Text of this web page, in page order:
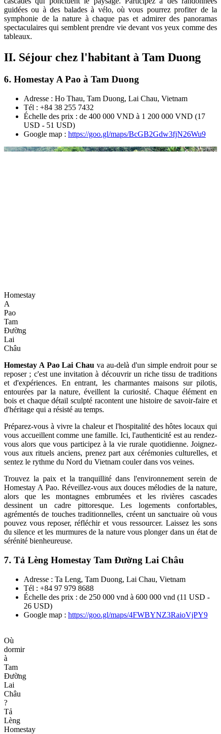
guidées ou à des balades à vélo, où vous pourrez profiter de la
symphonie de la nature à chaque pas et admirer des panoramas
spectaculaires qui semblent prendre vie devant vos yeux comme des
tableaux.
II. Séjour chez l'habitant à Tam Duong
6. Homestay A Pao à Tam Duong
Adresse : Ho Thau, Tam Duong, Lai Chau, Vietnam
Tél : +84 38 255 7432
Échelle des prix : de 400 000 VND à 1 200 000 VND (17
USD - 51 USD)
Google map : https://goo.gl/maps/BcGB2Gdw3fjN26Wu9
Homestay
A
Pao
Tam
Đường
Lai
Châu
Homestay A Pao Lai Chau va au-delà d'un simple endroit pour se
reposer ; c'est une invitation à découvrir un riche tissu de traditions
et d'expériences. En entrant, les charmantes maisons sur pilotis,
entourées par la nature, éveillent la curiosité. Chaque élément en
bois et chaque détail sculpté racontent une histoire de savoir-faire et
d'héritage qui a résisté au temps.
Préparez-vous à vivre la chaleur et l'hospitalité des hôtes locaux qui
vous accueillent comme une famille. Ici, l'authenticité est au rendez-
vous alors que vous participez à la vie rurale quotidienne. Joignez-
vous aux rituels anciens, prenez part aux cérémonies culturelles, et
sentez le rythme du Nord du Vietnam couler dans vos veines.
Trouvez la paix et la tranquillité dans l'environnement serein de
Homestay A Pao. Réveillez-vous aux douces mélodies de la nature,
alors que les montagnes embrumées et les rivières cascades
dessinent un cadre pittoresque. Les logements confortables,
agrémentés de touches traditionnelles, créent un sanctuaire où vous
pouvez vous reposer, réfléchir et vous ressourcer. Laissez les sons
du silence et les murmures de la nature vous plonger dans un état de
sérénité bienheureuse.
7. Tả Lèng Homestay Tam Đường Lai Châu
Adresse : Ta Leng, Tam Duong, Lai Chau, Vietnam
Tél : +84 97 979 8688
Échelle des prix : de 250 000 vnd à 600 000 vnd (11 USD -
26 USD)
Google map : https://goo.gl/maps/4FWBYNZ3RaioVjPY9
Où
dormir
à
Tam
Đường
Lai
Châu
?
Tả
Lèng
Homestay